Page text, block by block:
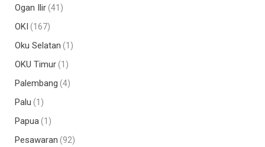
Ogan Ilir(41)
OKI (167)
Oku Selatan (1)
OKU Timur(1)
Palembang (4)
Palu (1)
Papua(1)
Pesawaran (92)